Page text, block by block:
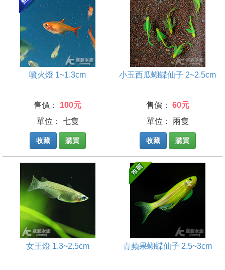
噴火燈 1~1.3cm
售價：
100元
單位： 七隻
收藏 購買
小玉西瓜蝴蝶仙子 2~2.5cm
售價：
60元
單位： 兩隻
收藏 購買
女王燈 1.3~2.5cm 青蘋果蝴蝶仙子 2.5~3cm